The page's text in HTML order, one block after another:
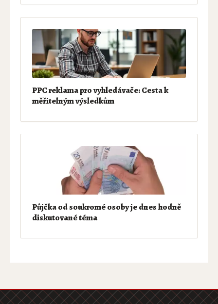
PPC reklama pro vyhledávače: Cesta k
měřitelným výsledkům
Půjčka od soukromé osoby je dnes hodně
diskutované téma